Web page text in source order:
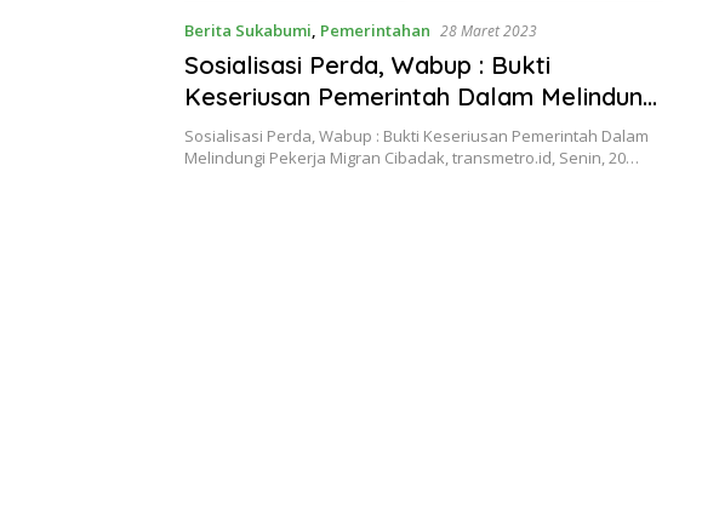
Berita Sukabumi, Pemerintahan 28 Maret 2023
Sosialisasi Perda, Wabup : Bukti
Keseriusan Pemerintah Dalam Melindungi
Pekerja Migran
Sosialisasi Perda, Wabup : Bukti Keseriusan Pemerintah Dalam
Melindungi Pekerja Migran Cibadak, transmetro.id, Senin, 20…